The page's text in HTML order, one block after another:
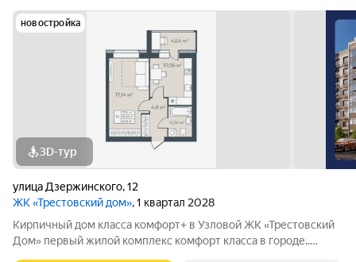
новостройка
3D-тур
улица Дзержинского,12
ЖК «Трестовский дом», 1 квартал 2028
Кирпичный дом класса комфорт+ в Узловой ЖК «Трестовский
Дом» первый жилой комплекс комфорт класса в городе..